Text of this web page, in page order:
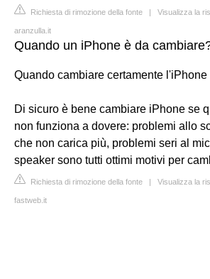
Richiesta di rimozione della fonte | Visualizza la
aranzulla.it
Quando un iPhone è da
Quando cambiare certamente l'iPhone
Di sicuro è bene cambiare iPhone se
non funziona a dovere: problemi allo
che non carica più, problemi seri al
speaker sono tutti ottimi motivi per
Richiesta di rimozione della fonte | Visualizza la
fastweb.it